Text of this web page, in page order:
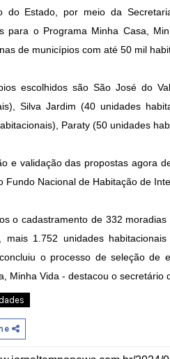
do Estado, por meio da
para o Programa Minha Casa,
de municípios com até 50 mil
escolhidos são São José do
Silva Jardim (40 unidades
Paraty (50 unidades
e validação das propostas agora
Fundo Nacional de Habitação de
o cadastramento de 332
mais 1.752 unidades
o processo de seleção de
Minha Vida - destacou o secretário